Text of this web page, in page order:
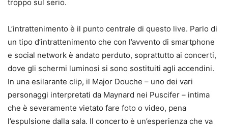
troppo sul serio.
L’intrattenimento è il punto centrale di questo live. Parlo di
un tipo d’intrattenimento che con l’avvento di smartphone
e social network è andato perduto, soprattutto ai concerti,
dove gli schermi luminosi si sono sostituiti agli accendini.
In una esilarante clip, il Major Douche – uno dei vari
personaggi interpretati da Maynard nei Puscifer – intima
che è severamente vietato fare foto o video, pena
l’espulsione dalla sala. Il concerto è un’esperienza che va